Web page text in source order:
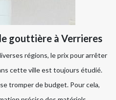
gouttière à Verrieres
régions, le prix pour arrêter
cette ville est toujours étudié.
tromper de budget. Pour cela,